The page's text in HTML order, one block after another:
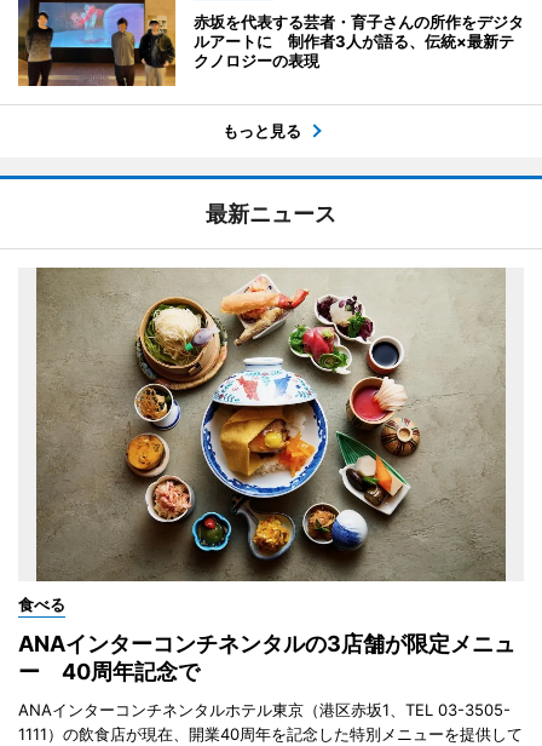
赤坂を代表する芸者・育子さんの所作をデジタ
ルアートに 制作者3人が語る、伝統×最新テ
クノロジーの表現
もっと見る
最新ニュース
食べる
ANAインターコンチネンタルの3店舗が限定メニュ
ー 40周年記念で
ANAインターコンチネンタルホテル東京（港区赤坂1、TEL 03-3505-
1111）の飲食店が現在、開業40周年を記念した特別メニューを提供して